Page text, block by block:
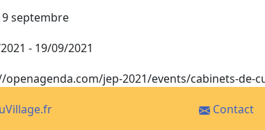
septembre
- 19/09/2021
openagenda.com/jep-2021/events/cabinets-de-
Contact